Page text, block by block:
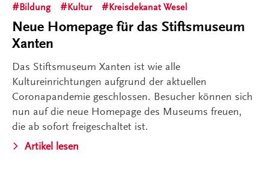
Bildung
Kultur Kreisdekanat Wesel
Neue Homepage für das Stiftsmuseum
Xanten
Das Stiftsmuseum Xanten ist wie alle
Kultureinrichtungen aufgrund der aktuellen
Coronapandemie geschlossen. Besucher können sich
nun auf die neue Homepage des Museums freuen,
die ab sofort freigeschaltet ist.
Artikel lesen